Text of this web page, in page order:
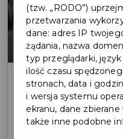
Auto
Długa 21, Gdynia
(tzw. „RODO”)
przetwarzania
dane: adres IP
żądania, nazwa
typ przeglądarki,
ilość czasu
stronach, data i
i wersja systemu
ekranu, dane
także inne podobne